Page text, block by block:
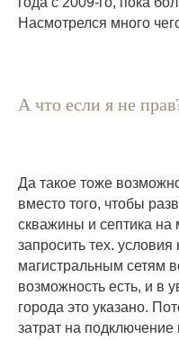
Насмотрелся много
А что если я не
Да такое тоже
вместо того, чтобы
скважины и септика на
запросить тех.
магистральным сетям
возможность есть, и в
города это указано.
затрат на